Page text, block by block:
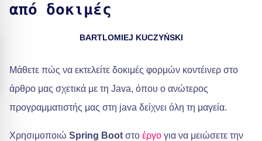
από δοκιμές
BARTLOMIEJ KUCZYŃSKI
Μάθετε πώς να εκτελείτε δοκιμές φορμών κοντέινερ στο
άρθρο μας σχετικά με τη Java, όπου ο ανώτερος
προγραμματιστής μας στη java δείχνει όλη τη μαγεία.
Χρησιμοποιώ Spring Boot στο έργο για να μειώσετε την